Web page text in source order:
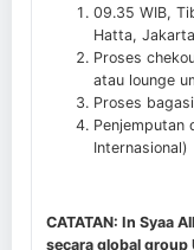
09.35 WIB,
Hatta, Jakarta
Proses
atau lounge
Proses
Penjemputan
Internasional)
CATATAN: In Syaa
secara global